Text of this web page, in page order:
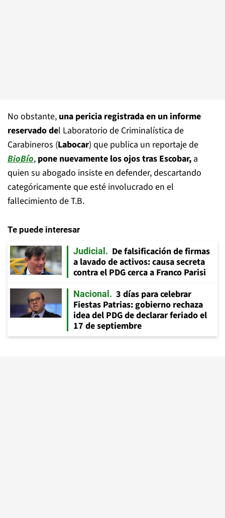
No obstante, una pericia registrada en un informe
reservado del Laboratorio de Criminalística de
Carabineros (Labocar) que publica un reportaje de
BioBío, pone nuevamente los ojos tras Escobar, a
quien su abogado insiste en defender, descartando
categóricamente que esté involucrado en el
fallecimiento de T.B.
Te puede interesar
Judicial
De falsificación de firmas
a lavado de activos: causa secreta
contra el PDG cerca a Franco Parisi
Nacional
3 días para celebrar
Fiestas Patrias: gobierno rechaza
idea del PDG de declarar feriado el
17 de septiembre